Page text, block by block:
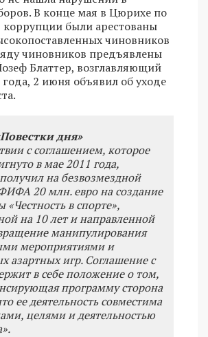
В конце мая в Цюрихе по
были арестованы
чиновников
чиновников предъявлены
Блаттер, возглавляющий
2 июня объявил об уходе
дня»
с соглашением, которое
в мае 2011 года,
на безвозмездной
20 млн. евро на создание
в спорте»,
на 10 лет и направленной
манипулирования
мероприятиями и
азартных игр. Соглашение с
в себе положение о том,
программу сторона
ее деятельность совместима
целями и деятельностью